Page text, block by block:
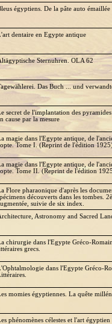
égyptiens. De la pâte auto
dentaire en Egypte antique
Sternuhren. OLA 62
Das Buch ... und
secret de l'implantation des
cause par la mesure
magie dans l'Egypte antique, de
Tome I. (Reprint de l'édition
magie dans l'Egypte antique, de
Tome II. (Reprint de l'édition
Flore pharaonique d'après les
découverts dans les tombes.
suivie de six index.
Astronomy and Sacred
chirurgie dans l'Egypte Gréco-
grecs.
dans l'Egypte Gréco-
momies égyptiennes. La quête
phénomènes célestes et l'art égyptien